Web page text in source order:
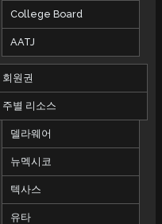
College Board
AATJ
회원권
주별 리소스
델라웨어
뉴멕시코
텍사스
유타